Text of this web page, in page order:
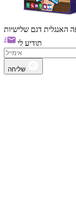
תודיע לי